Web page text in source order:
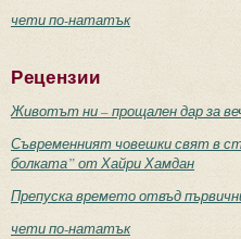
чети по-нататък
Рецензии
Животът ни – прощален дар за
Съвременният човешки свят в
болката” от Хайри Хамдан
Препуска времето отвъд
чети по-нататък